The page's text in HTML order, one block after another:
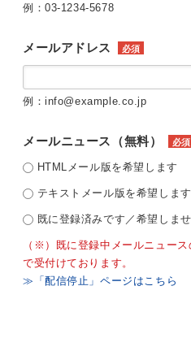
例：03-1234-5678
メールアドレス 必須
例：info@example.co.jp
メールニュース（無料） 必須
HTMLメール版を希望します
テキストメール版を希望します
既に登録済みです／希望しま
（※）既に登録中メールニュー
で受付けております。
≫「配信停止」ページはこちら